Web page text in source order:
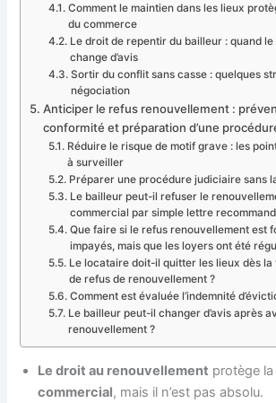
Comment le maintien dans les lieux
du commerce
Le droit de repentir du bailleur : quand
change d’avis
Sortir du conflit sans casse : quelques
négociation
Anticiper le refus renouvellement :
conformité et préparation d’une
Réduire le risque de motif grave : les
à surveiller
Préparer une procédure judiciaire sans
Le bailleur peut-il refuser le
commercial par simple lettre
Que faire si le refus renouvellement est
impayés, mais que les loyers ont été
Le locataire doit-il quitter les lieux dès la
de refus de renouvellement ?
Comment est évaluée l’indemnité
Le bailleur peut-il changer d’avis après
renouvellement ?
Le droit au renouvellement protège
commercial, mais il n’est pas absolu.